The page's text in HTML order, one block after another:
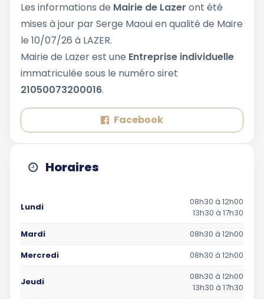
Les informations de Mairie de Lazer ont été
mises à jour par Serge Maoui en qualité de Maire
le 10/07/26 à LAZER.
Mairie de Lazer est une Entreprise individuelle
immatriculée sous le numéro siret
21050073200016.
Facebook
Horaires
Lundi
08h30 à 12h00
13h30 à 17h30
Mardi
08h30 à 12h00
Mercredi
08h30 à 12h00
Jeudi
08h30 à 12h00
13h30 à 17h30